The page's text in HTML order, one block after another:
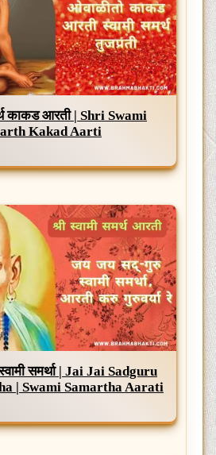
काकड आरती | Shri Swami
Kakad Aarti
समर्था | Jai Jai Sadguru
| Swami Samartha Aarati